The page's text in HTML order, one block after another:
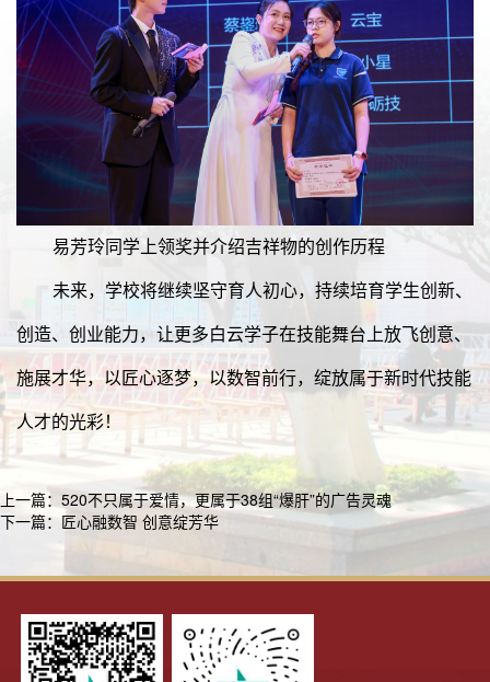
易芳玲同学上领奖并介绍吉祥物的创作历程
未来，学校将继续坚守育人初心，持续培育学生创新、
创造、创业能力，让更多白云学子在技能舞台上放飞创意、
施展才华，以匠心逐梦，以数智前行，绽放属于新时代技能
人才的光彩！
上一篇： 520不只属于爱情，更属于38组“爆肝”的广告灵魂
下一篇： 匠心融数智 创意绽芳华